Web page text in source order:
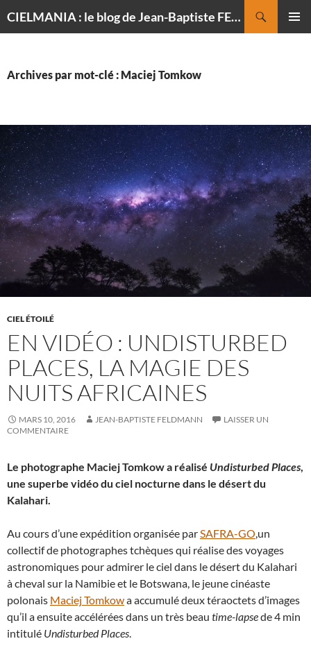
CIELMANIA : le blog de Jean-Baptiste FELDMANN, photographe du ciel
Archives par mot-clé : Maciej Tomkow
CIEL ÉTOILÉ
EN VIDÉO : UNDISTURBED
PLACES, LA MAGIE DES
NUITS AFRICAINES
MARS 10, 2016 JEAN-BAPTISTE FELDMANN
LAISSER UN
COMMENTAIRE
Le photographe Maciej Tomkow a réalisé Undisturbed Places,
une superbe vidéo du ciel nocturne dans le désert du
Kalahari.
Au cours d’une expédition organisée parSAFRA-GO,un
collectif de photographes tchèques qui réalise des voyages
astronomiques pour admirer le ciel dans le désert du Kalahari
à cheval sur la Namibie et le Botswana, le jeune cinéaste
polonais Maciej Tomkowa accumulé deux téraoctets d’images
qu’il a ensuite accélérées dans un très beau time-lapsede 4 min
intitulé Undisturbed Places.